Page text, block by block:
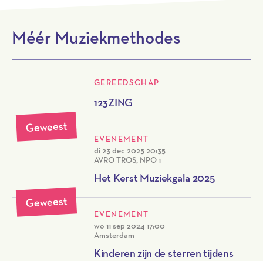
Méér Muziekmethodes
GEREEDSCHAP
123ZING
Geweest
EVENEMENT
di 23 dec 202520:35
AVRO TROS, NPO 1
Het Kerst Muziekgala 2025
Geweest
EVENEMENT
wo 11 sep 2024 17:00
Amsterdam
Kinderen zijn de sterren tijdens